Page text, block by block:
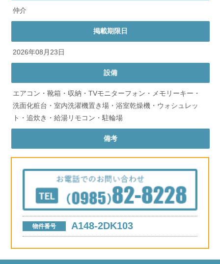
仲介
掲載期限日
2026年08月23日
設備
エアコン・靴箱・収納・TVモニターフォン・メモリーキー・
洗面化粧台・室内洗濯機置き場・浴室乾燥機・ウォシュレッ
ト・追炊き・給湯リモコン・駐輪場
備考
物件番号 A148-2DK103